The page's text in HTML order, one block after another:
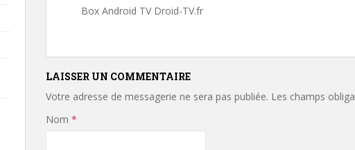
Box Android TV Droid-TV.fr
LAISSER UN COMMENTAIRE
Votre adresse de messagerie ne sera pas publiée. Les champs
Nom *